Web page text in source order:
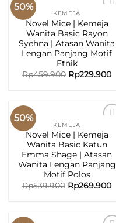
50%
ADD TO
WISHLIST
KEMEJA
Novel Mice | Kemeja
Wanita Basic Rayon
Syehna | Atasan Wanita
Lengan Panjang Motif
Etnik
Rp459.900 Rp229.900
50%
ADD TO
WISHLIST
KEMEJA
Novel Mice | Kemeja
Wanita Basic Katun
Emma Shage | Atasan
Wanita Lengan Panjang
Motif Polos
Rp539.900 Rp269.900